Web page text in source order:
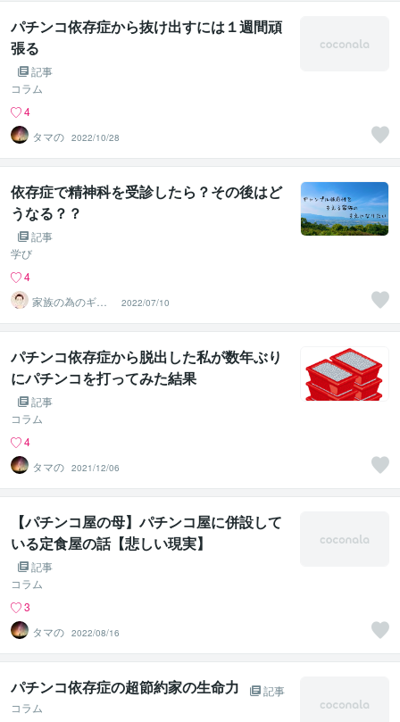
パチンコ依存症から抜け出すには１週間頑
張る
記事
コラム
4
タマの 2022/10/28
依存症で精神科を受診したら？その後はど
うなる？？
記事
学び
4
家族の為のギャ
ンブル依存症 カ
ウンセラー
2022/07/10
パチンコ依存症から脱出した私が数年ぶり
にパチンコを打ってみた結果
記事
コラム
4
タマの 2021/12/06
【パチンコ屋の母】パチンコ屋に併設して
いる定食屋の話【悲しい現実】
記事
コラム
3
タマの 2022/08/16
パチンコ依存症の超節約家の生命力
記事
コラム